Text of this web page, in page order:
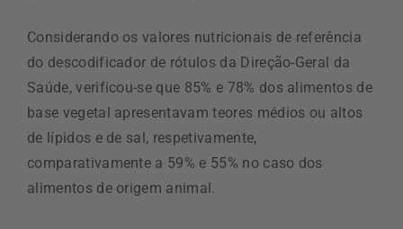
Considerando os valores nutricionais de referência
do descodificador de rótulos da Direção-Geral da
Saúde, verificou-se que 85% e 78% dos alimentos de
base vegetal apresentavam teores médios ou altos
de lípidos e de sal, respetivamente,
comparativamente a 59% e 55% no caso dos
alimentos de origem animal.